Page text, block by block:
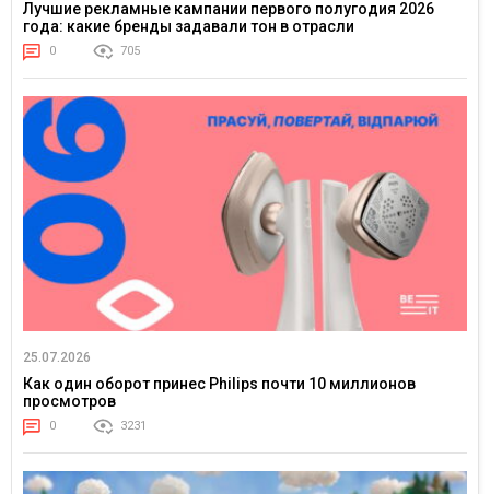
Лучшие рекламные кампании первого полугодия 2026
года: какие бренды задавали тон в отрасли
0 705
25.07.2026
Как один оборот принес Philips почти 10 миллионов
просмотров
0 3231